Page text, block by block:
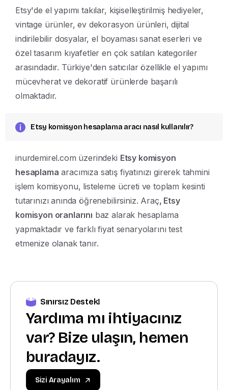
Etsy'de el yapımı takılar, kişiselleştirilmiş hediyeler,
vintage ürünler, ev dekorasyon ürünleri, dijital
indirilebilir dosyalar, el boyaması sanat eserleri ve
özel tasarım kıyafetler en çok satılan kategoriler
arasındadır. Türkiye'den satıcılar özellikle el yapımı
mücevherat ve dekoratif ürünlerde başarılı
olmaktadır.
Etsy komisyon hesaplama aracı nasıl kullanılır?
inurdemirel.com üzerindeki Etsy komisyon
hesaplama aracımıza satış fiyatınızı girerek tahmini
işlem komisyonu, listeleme ücreti ve toplam kesinti
tutarınızı anında öğrenebilirsiniz. Araç, Etsy
komisyon oranlarını baz alarak hesaplama
yapmaktadır ve farklı fiyat senaryolarını test
etmenize olanak tanır.
Sınırsız Destek!
Yardıma mı ihtiyacınız
var? Bize ulaşın, hemen
buradayız.
Sizi Arayalım